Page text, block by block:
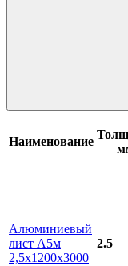
Наименование
Алюминиевый
лист А5м
2,5х1200х3000
2.5